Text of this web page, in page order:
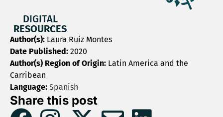
DIGITAL
RESOURCES
Author(s): Laura Ruiz Montes
Date Published: 2020
Author(s) Region of Origin: Latin America and the
Carribean
Language: Spanish
Share this post